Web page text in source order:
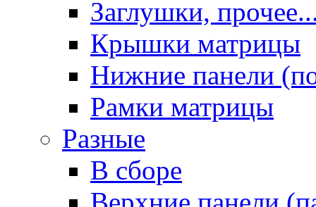
Заглушки,
Крышки матрицы
Нижние панели
Рамки матрицы
Разные
В сборе